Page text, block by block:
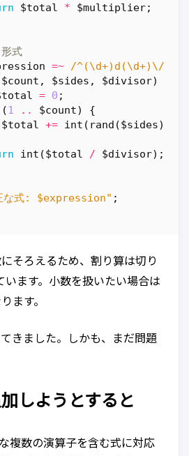
$total * $multiplier;
式
=~ /^(\d+)d(\d+)\/
$count , $sides , $divisor)
= 0 ;
( 1 .. $count)
{
$total += int ( rand ($sides))
int ($total / $divisor);
な式: $expression" ;
そろえるため、割り算は切り
います。小数を扱いたい場合は
ます。
きました。しかも、まだ問題
しようとすると
複数の演算子を含む式に対応